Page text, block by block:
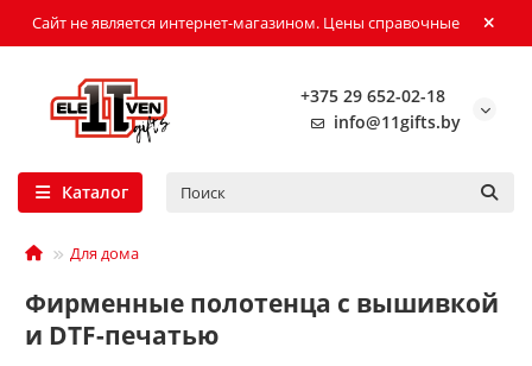
Сайт не является интернет-магазином. Цены справочные
+375 29 652-02-18
info@11gifts.by
Каталог
Для дома
Фирменные полотенца с вышивкой
и DTF-печатью